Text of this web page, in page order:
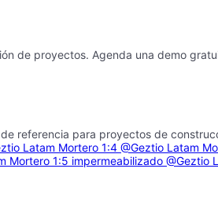
de proyectos. Agenda una demo
referencia para proyectos de
Latam Mortero 1:4 @Geztio Latam
Mortero 1:5 impermeabilizado @Geztio